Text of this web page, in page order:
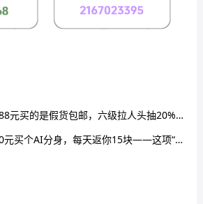
邮，六级拉人头抽20%团队日收益——你在群里给“K6”喊的那句老大，法院听着呢
身，每天返你15块——这项“副业”的养老金正在养柬埔寨机房